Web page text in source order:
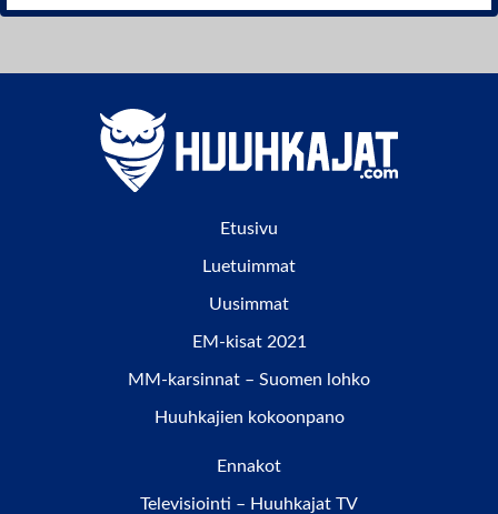
Etusivu
Luetuimmat
Uusimmat
EM-kisat 2021
MM-karsinnat – Suomen lohko
Huuhkajien kokoonpano
Ennakot
Televisiointi – Huuhkajat TV